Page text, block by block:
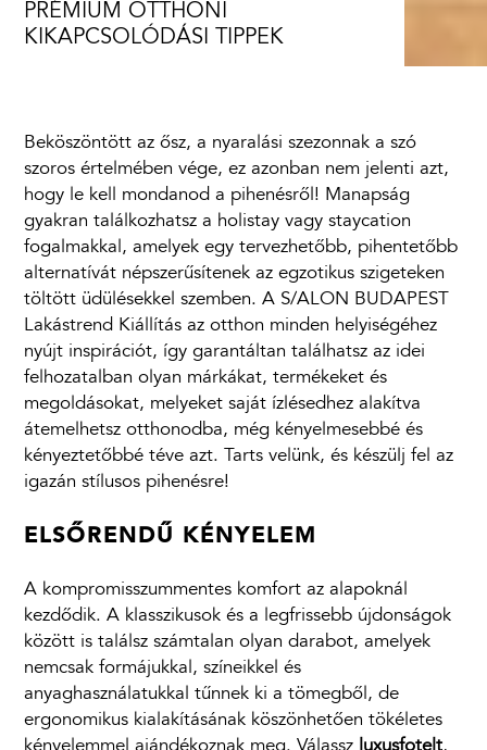
PRÉMIUM OTTHONI
KIKAPCSOLÓDÁSI TIPPEK
Beköszöntött az ősz, a nyaralási szezonnak a szó
szoros értelmében vége, ez azonban nem jelenti azt,
hogy le kell mondanod a pihenésről! Manapság
gyakran találkozhatsz a holistay vagy staycation
fogalmakkal, amelyek egy tervezhetőbb, pihentetőbb
alternatívát népszerűsítenek az egzotikus szigeteken
töltött üdülésekkel szemben. A S/ALON BUDAPEST
Lakástrend Kiállítás az otthon minden helyiségéhez
nyújt inspirációt, így garantáltan találhatsz az idei
felhozatalban olyan márkákat, termékeket és
megoldásokat, melyeket saját ízlésedhez alakítva
átemelhetsz otthonodba, még kényelmesebbé és
kényeztetőbbé téve azt. Tarts velünk, és készülj fel az
igazán stílusos pihenésre!
ELSŐRENDŰ KÉNYELEM
A kompromisszummentes komfort az alapoknál
kezdődik. A klasszikusok és a legfrissebb újdonságok
között is találsz számtalan olyan darabot, amelyek
nemcsak formájukkal, színeikkel és
anyaghasználatukkal tűnnek ki a tömegből, de
ergonomikus kialakításának köszönhetően tökéletes